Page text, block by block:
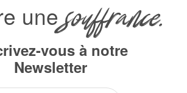
unesouffrance.
vous à notre
Newsletter